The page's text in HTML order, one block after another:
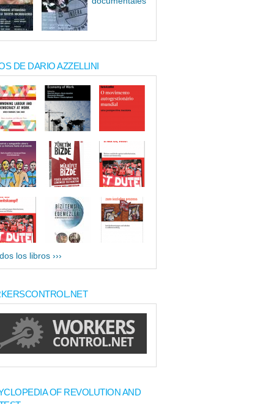
DE DARIO AZZELLINI
los libros ›››
OF REVOLUTION AND